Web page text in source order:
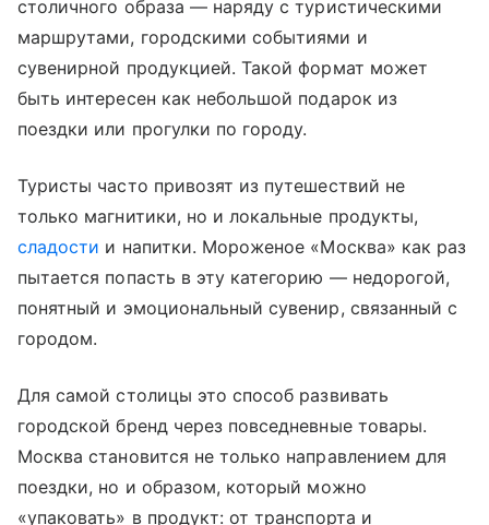
столичного образа — наряду с туристическими
маршрутами, городскими событиями и
сувенирной продукцией. Такой формат может
быть интересен как небольшой подарок из
поездки или прогулки по городу.
Туристы часто привозят из путешествий не
только магнитики, но и локальные продукты,
сладости и напитки. Мороженое «Москва» как раз
пытается попасть в эту категорию — недорогой,
понятный и эмоциональный сувенир, связанный с
городом.
Для самой столицы это способ развивать
городской бренд через повседневные товары.
Москва становится не только направлением для
поездки, но и образом, который можно
«упаковать» в продукт: от транспорта и